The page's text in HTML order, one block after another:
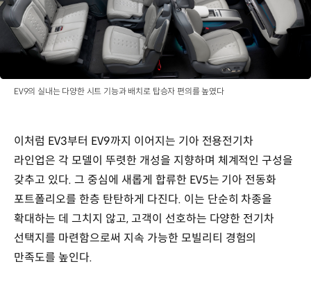
EV9의 실내는 다양한 시트 기능과 배치로 탑승자 편의를 높였다
이처럼 EV3부터 EV9까지 이어지는 기아 전용전기차
라인업은 각 모델이 뚜렷한 개성을 지향하며 체계적인 구성을
갖추고 있다. 그 중심에 새롭게 합류한 EV5는 기아 전동화
포트폴리오를 한층 탄탄하게 다진다. 이는 단순히 차종을
확대하는 데 그치지 않고, 고객이 선호하는 다양한 전기차
선택지를 마련함으로써 지속 가능한 모빌리티 경험의
만족도를 높인다.